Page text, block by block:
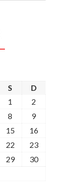
S
D
1
2
8
9
15
16
22
23
29
30